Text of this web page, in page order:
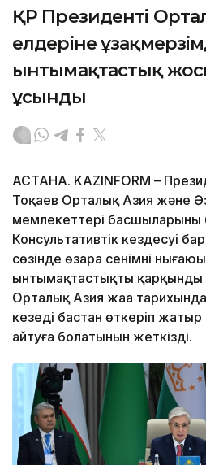
ҚР Президенті
елдеріне
ынтымақтастық
ұсынды
АСТАНА. KAZINFORM –
Тоқаев Орталық Азия және
мемлекеттері
Консультативтік кездесуі
сөзінде өзара сенімнің нығаюы
ынтымақтастықтың
Орталық Азия жаңа
кезеңді бастан өткеріп
айтуға болатынын жеткізді.